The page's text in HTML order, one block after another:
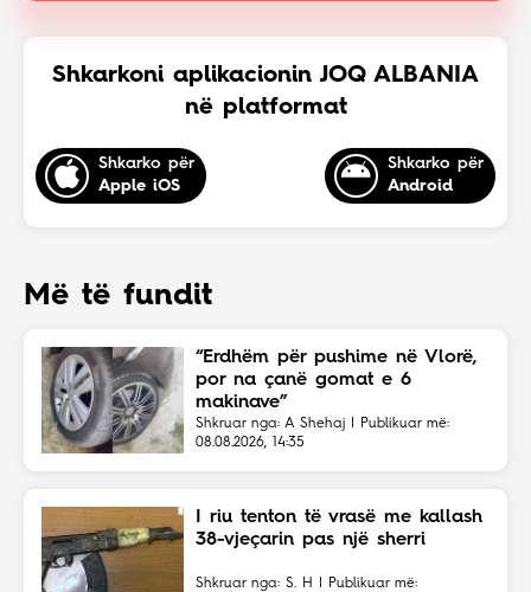
Shkarkoni aplikacionin JOQ ALBANIA
në platformat
Shkarko për
Apple iOS
Shkarko për
Android
Më të fundit
“Erdhëm për pushime në Vlorë,
por na çanë gomat e 6
makinave”
Shkruar nga: A Shehaj | Publikuar më:
08.08.2026, 14:35
I riu tenton të vrasë me kallash
38-vjeçarin pas një sherri
Shkruar nga: S. H | Publikuar më: